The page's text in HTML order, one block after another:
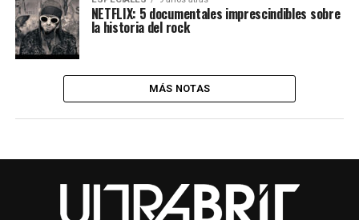
NETFLIX: 5 documentales imprescindibles sobre
la historia del rock
MÁS NOTAS